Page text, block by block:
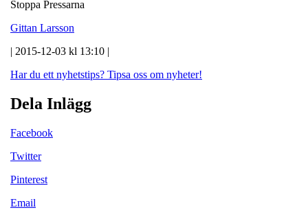
Stoppa Pressarna
Gittan Larsson
| 2015-12-03 kl 13:10 |
Har du ett nyhetstips? Tipsa oss om nyheter!
Dela Inlägg
Facebook
Twitter
Pinterest
Email